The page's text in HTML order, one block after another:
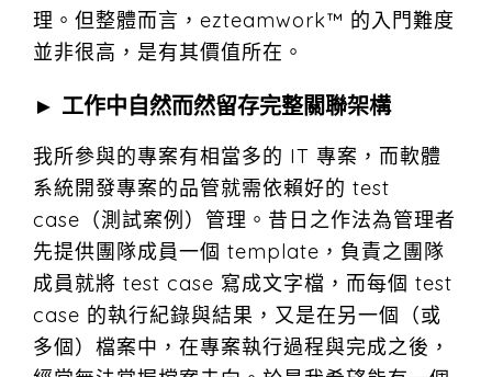
理。但整體而言，ezteamwork™ 的入門難度
並非很高，是有其價值所在。
► 工作中自然而然留存完整關聯架構
我所參與的專案有相當多的 IT 專案，而軟體
系統開發專案的品管就需依賴好的 test
case（測試案例）管理。昔日之作法為管理者
先提供團隊成員一個 template，負責之團隊
成員就將 test case 寫成文字檔，而每個 test
case 的執行紀錄與結果，又是在另一個（或
多個）檔案中，在專案執行過程與完成之後，